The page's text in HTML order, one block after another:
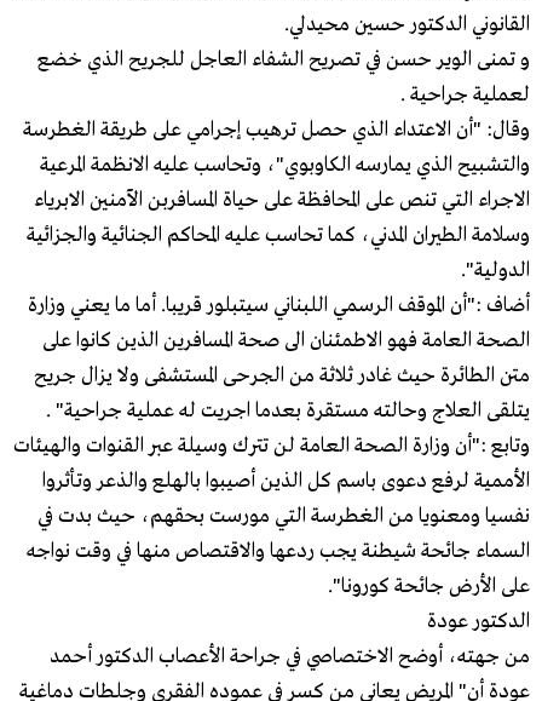
القانوني الدكتور حسين محيدلي.
و تمنى الوير حسن في تصريح الشفاء العاجل للجريح الذي خضع
لعملية جراحية .
وقال: "أن الاعتداء الذي حصل ترهيب إجرامي على طريقة الغطرسة
والتشبيح الذي يمارسه الكاوبوي"، وتحاسب عليه الانظمة المرعية
الاجراء التي تنص على المحافظة على حياة المسافربن الآمنين الابرياء
وسلامة الطيران المدني، كما تحاسب عليه المحاكم الجنائية والجزائية
الدولية".
أضاف :"أن الموقف الرسمي اللبناني سيتبلور قريبا. أما ما يعني وزارة
الصحة العامة فهو الاطمئنان الى صحة المسافرين الذين كانوا على
متن الطائرة حيث غادر ثلاثة من الجرحى المستشفى ولا يزال جريح
يتلقى العلاج وحالته مستقرة بعدما اجريت له عملية جراحية" .
وتابع :"أن وزارة الصحة العامة لن تترك وسيلة عبر القنوات والهيئات
الأممية لرفع دعوى باسم كل الذين أصيبوا بالهلع والذعر وتأثروا
نفسيا ومعنويا من الغطرسة التي مورست بحقهم، حيث بدت في
السماء جائحة شيطنة يجب ردعها والاقتصاص منها في وقت نواجه
على الأرض جائحة كورونا".
الدكتور عودة
من جهته، أوضح الاختصاصي في جراحة الأعصاب الدكتور أحمد
عودة أن" المريض يعاني من كسر في عموده الفقري وجلطات دماغية